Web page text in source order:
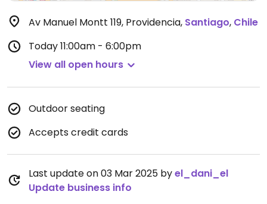
Av Manuel Montt 119, Providencia, Santiago, Chile
Today11:00am - 6:00pm
View all open hours
Outdoor seating
Accepts credit cards
Last update on 03 Mar 2025 byel_dani_el
Update business info